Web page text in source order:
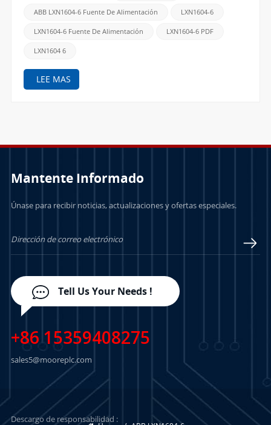
ABB LXN1604-6 Fuente De Alimentación LXN1604-6
LXN1604-6 Fuente De Alimentación LXN1604-6 PDF
LXN1604 6
LEE MAS
Mantente Informado
Únase para recibir noticias, actualizaciones y ofertas especiales.
Tell Us Your Needs !
+86 15359408275
sales5@mooreplc.com
Descargo de responsabilidad :